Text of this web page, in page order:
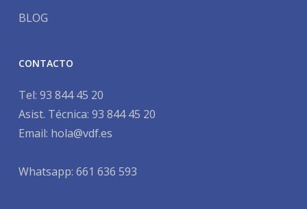
BLOG
CONTACTO
Tel: 93 844 45 20
Asist. Técnica: 93 844 45 20
Email: hola@vdf.es
Whatsapp: 661 636 593